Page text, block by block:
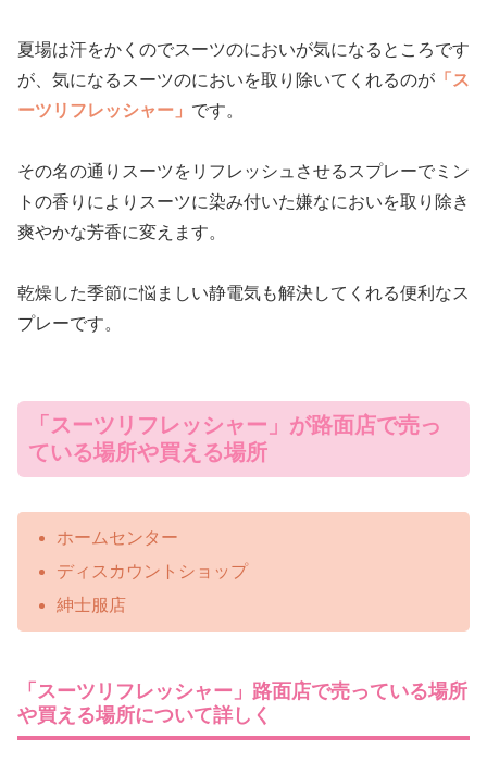
夏場は汗をかくのでスーツのにおいが気になるところです
が、気になるスーツのにおいを取り除いてくれるのが 「ス
ーツリフレッシャー」 です。
その名の通りスーツをリフレッシュさせるスプレーでミン
トの香りによりスーツに染み付いた嫌なにおいを取り除き
爽やかな芳香に変えます。
乾燥した季節に悩ましい静電気も解決してくれる便利なス
プレーです。
「スーツリフレッシャー」が路面店で売っ
ている場所や買える場所
ホームセンター
ディスカウントショップ
紳士服店
「スーツリフレッシャー」路面店で売っている場所
や買える場所について詳しく